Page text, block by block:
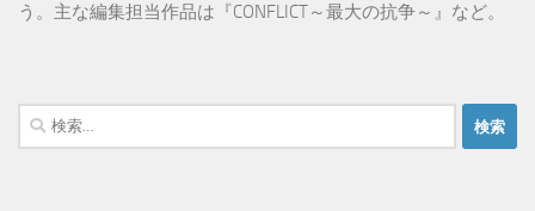
う。主な編集担当作品は『CONFLICT～最大の抗争～』など。
検
索: